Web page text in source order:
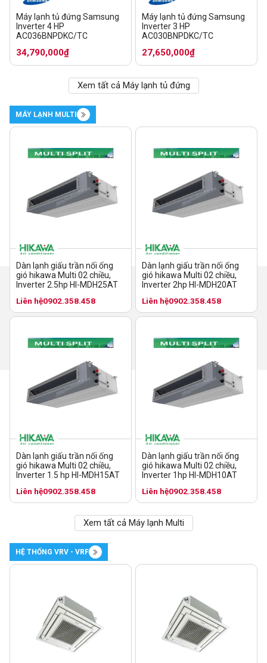
Máy lạnh tủ đứng Samsung
Inverter 4 HP
AC036BNPDKC/TC
34,790,000₫
Máy lạnh tủ đứng Samsung
Inverter 3 HP
AC030BNPDKC/TC
27,650,000₫
Xem tất cả Máy lạnh tủ đứng
MÁY LẠNH MULTI
Dàn lạnh giấu trần nối ống
gió hikawa Multi 02 chiều,
Inverter 2.5hp HI-MDH25AT
Liên hệ0902.358.458
Dàn lạnh giấu trần nối ống
gió hikawa Multi 02 chiều,
Inverter 2hp HI-MDH20AT
Liên hệ0902.358.458
Dàn lạnh giấu trần nối ống
gió hikawa Multi 02 chiều,
Inverter 1.5 hp HI-MDH15AT
Liên hệ0902.358.458
Dàn lạnh giấu trần nối ống
gió hikawa Multi 02 chiều,
Inverter 1hp HI-MDH10AT
Liên hệ0902.358.458
Xem tất cả Máy lạnh Multi
HỆ THỐNG VRV - VRF